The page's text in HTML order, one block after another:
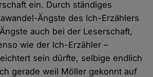
ein. Durch ständiges
Ängste des Ich-Erzählers
auch bei der Leserschaft,
wie der Ich-Erzähler –
sein dürfte, selbige endlich
gerade weil Möller gekonnt auf